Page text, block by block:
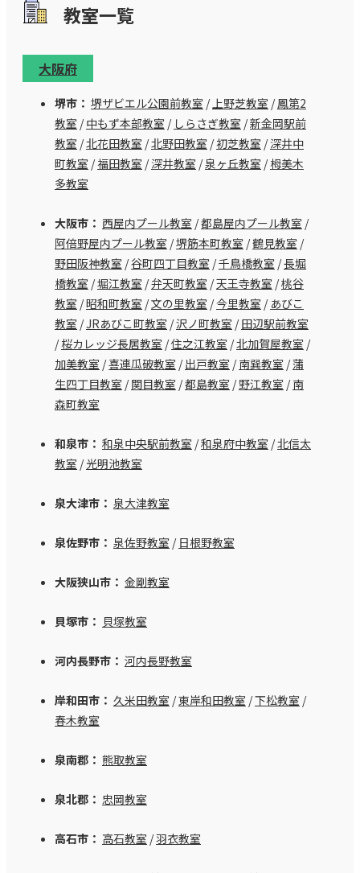
教室⼀覧
大阪府
堺市： 堺ザビエル公園前教室 / 上野芝教室 /鳳第2
教室 /中もず本部教室 / しらさぎ教室 /新金岡駅前
教室 /北花田教室 /北野田教室 /初芝教室 /深井中
町教室 /福田教室 /深井教室 /泉ヶ丘教室 /栂美木
多教室
大阪市： 西屋内プール教室 /都島屋内プール教室 /
阿倍野屋内プール教室 /堺筋本町教室 /鶴見教室 /
野田阪神教室 /谷町四丁目教室 /千鳥橋教室 /長堀
橋教室 /堀江教室 /弁天町教室 /天王寺教室 /桃谷
教室 /昭和町教室 /文の里教室 /今里教室 / あびこ
教室 /JRあびこ町教室 /沢ノ町教室 /田辺駅前教室
/桜カレッジ長居教室 /住之江教室 /北加賀屋教室 /
加美教室 /喜連瓜破教室 /出戸教室 /南巽教室 /蒲
生四丁目教室 /関目教室 /都島教室 /野江教室 /南
森町教室
和泉市： 和泉中央駅前教室 /和泉府中教室 /北信太
教室 /光明池教室
泉大津市： 泉大津教室
泉佐野市： 泉佐野教室 / 日根野教室
大阪狭山市： 金剛教室
貝塚市： 貝塚教室
河内長野市： 河内長野教室
岸和田市： 久米田教室 /東岸和田教室 /下松教室 /
春木教室
泉南郡： 熊取教室
泉北郡： 忠岡教室
高石市： 高石教室 /羽衣教室